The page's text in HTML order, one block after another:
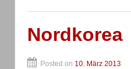
Nordkorea
Posted on 10. März 2013